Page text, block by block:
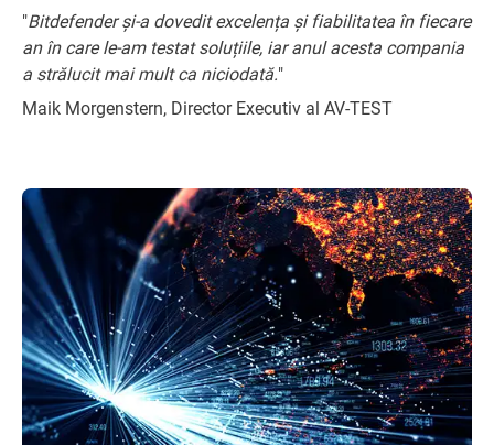
"Bitdefender și-a dovedit excelența și fiabilitatea în fiecare
an în care le-am testat soluțiile, iar anul acesta compania
a strălucit mai mult ca niciodată."
Maik Morgenstern, Director Executiv al AV-TEST